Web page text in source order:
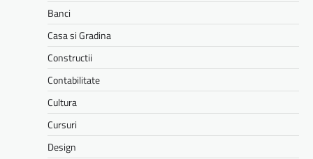
Banci
Casa si Gradina
Constructii
Contabilitate
Cultura
Cursuri
Design